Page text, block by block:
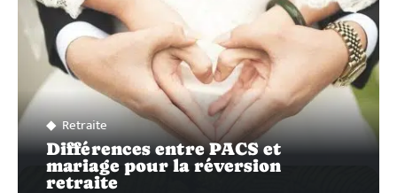
Retraite
Différences entre PACS et
mariage pour la réversion
retraite